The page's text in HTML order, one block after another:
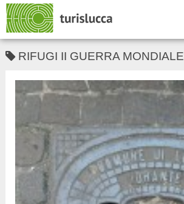
RIFUGI II GUERRA MONDIALE